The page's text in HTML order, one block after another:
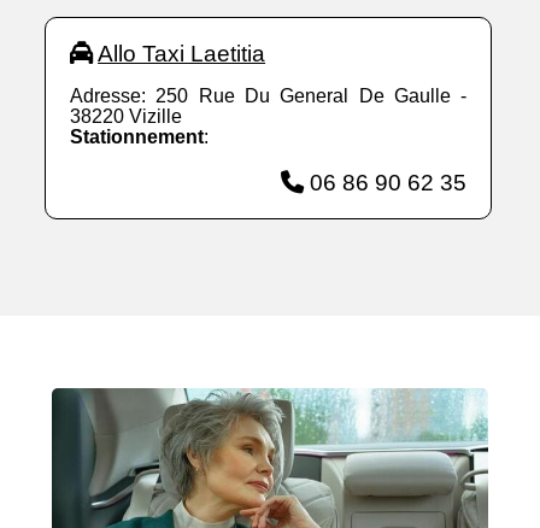
Allo Taxi Laetitia
Adresse: 250 Rue Du General De Gaulle -
38220 Vizille
Stationnement:
06 86 90 62 35